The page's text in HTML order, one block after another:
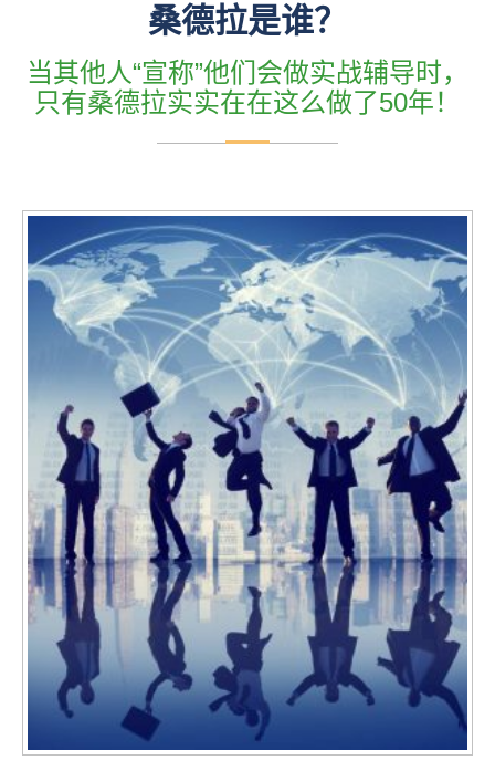
桑德拉是谁？
当其他人“宣称”他们会做实战辅导时，
只有桑德拉实实在在这么做了50年！